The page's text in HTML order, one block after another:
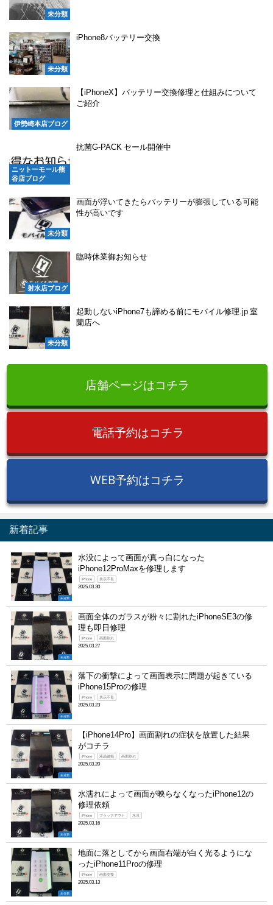
未分類
未分類
iPhone8バッテリー交換
伊勢崎本店ブログ
【iPhoneX】バッテリー交換修理と仕組みについて
ご紹介
ニットーモール熊
谷店ブログ
抗菌G-PACK セール開催中
未分類
画面が浮いてきたらバッテリーが膨張している可能
性が高いです
射水店ブログ
臨時休業御お知らせ
未分類
起動しないiPhone7も諦める前にモバイル修理.jp 室
蘭店へ
店舗ページはコチラ
電話予約はコチラ
WEB予約はコチラ
新着記事
未分類
水没によって画面が真っ白になった
iPhone12ProMaxを修理します
iPhone 表示不良
2025.03.30
未分類
画面全体のガラスが粉々に割れたiPhoneSE3の修
理も即日修理
iPhone 画面割れ
2025.03.27
未分類
落下の衝撃によって画面表示に問題が起きている
iPhone15Proの修理
iPhone 表示不良
2025.03.23
未分類
【iPhone14Pro】画面割れの症状を放置した結果
がコチラ
iPhone 液晶破損 画面割れ
2025.03.20
未分類
水濡れによって画面が映らなくなったiPhone12の
修理依頼
iPhone ブラックアウト 水没
2025.03.16
未分類
地面に落としてから画面右端が白く光るようにな
ったiPhone11Proの修理
iPhone 画面交換
2025.03.13